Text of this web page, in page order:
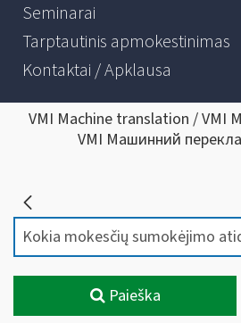
Seminarai
Tarptautinis apmokestinimas
Kontaktai / Apklausa
VMI Machine translation / VMI
VMI Машинний
Paieška